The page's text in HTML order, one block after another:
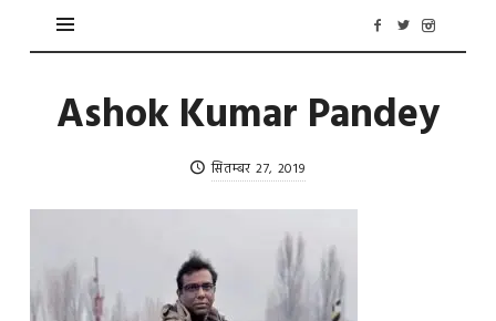
Ashok Kumar Pandey
सितम्बर 27, 2019